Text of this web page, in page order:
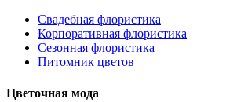
Свадебная флористика
Корпоративная флористика
Сезонная флористика
Питомник цветов
Цветочная мода